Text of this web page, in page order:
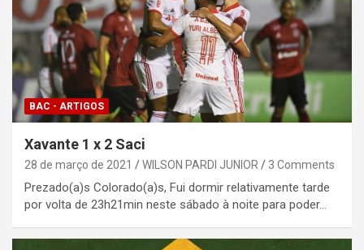
BAC - ARTIGOS
Xavante 1 x 2 Saci
28 de março de 2021 WILSON PARDI JUNIOR 3 Comments
Prezado(a)s Colorado(a)s, Fui dormir relativamente tarde
por volta de 23h21min neste sábado à noite para poder…